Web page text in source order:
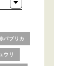
パプリカ
ウリ